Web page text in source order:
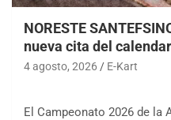
NORESTE
nueva cita del
4 agosto, 2026 E-Kart
El Campeonato 2026 de la